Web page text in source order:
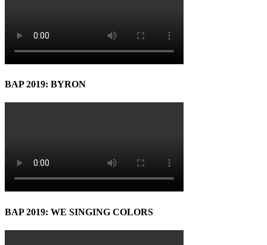
BAP 2019: BYRON
BAP 2019: WE SINGING COLORS